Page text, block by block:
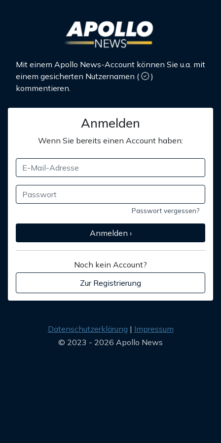
Mit einem Apollo News-Account können Sie u.a. mit
einem gesicherten Nutzernamen (
)
kommentieren.
Anmelden
Wenn Sie bereits einen Account haben:
Passwort vergessen?
Anmelden ›
Noch kein Account?
Zur Registrierung
Datenschutzerklärung
Impressum
© 2023 - 2026 Apollo News